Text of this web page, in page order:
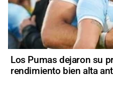
Los Pumas dejaron su
rendimiento bien alta